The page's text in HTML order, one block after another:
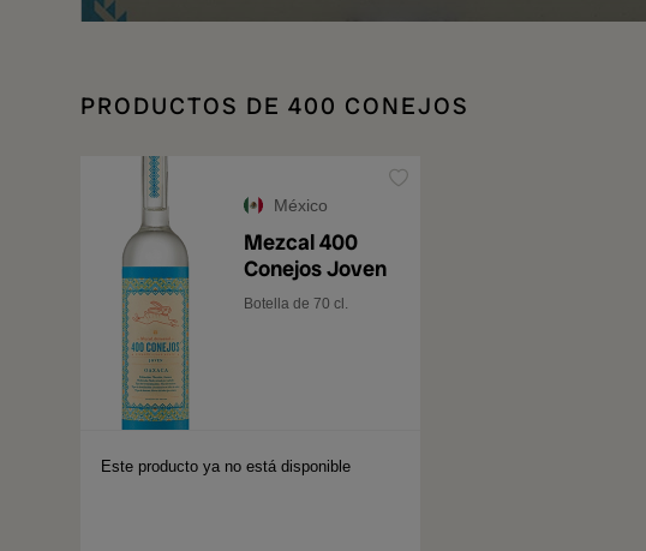
PRODUCTOS DE 400 CONEJOS
México
Mezcal 400
Conejos Joven
Botella de 70 cl.
Este producto ya no está disponible